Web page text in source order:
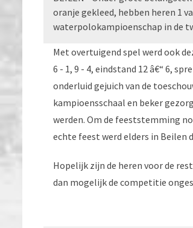
oranje gekleed, hebben heren 1
waterpolokampioenschap in de
Met overtuigend spel werd ook
6 - 1, 9 - 4, eindstand 12 â€“ 6,
onderluid gejuich van de
kampioensschaal en beker
werden. Om de feeststemming
echte feest werd elders in Beilen
Hopelijk zijn de heren voor de
dan mogelijk de competitie